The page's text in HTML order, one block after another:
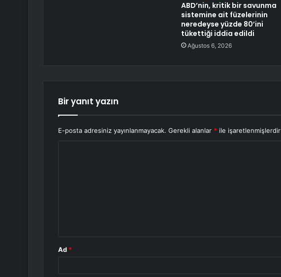
ABD’nin, kritik bir savunma
sistemine ait füzelerinin
neredeyse yüzde 80’ini
tükettiği iddia edildi
Ağustos 6, 2026
Bir yanıt yazın
E-posta adresiniz yayınlanmayacak. Gerekli alanlar * ile işaretlenmişlerdir
Ad *